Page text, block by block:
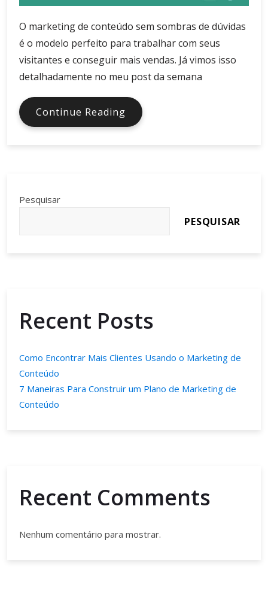
O marketing de conteúdo sem sombras de dúvidas
é o modelo perfeito para trabalhar com seus
visitantes e conseguir mais vendas. Já vimos isso
detalhadamente no meu post da semana
Continue Reading
Maneiras
Pesquisar
PESQUISAR
Recent Posts
Como Encontrar Mais Clientes Usando o Marketing de
Conteúdo
7 Maneiras Para Construir um Plano de Marketing de
Conteúdo
Recent Comments
Nenhum comentário para mostrar.